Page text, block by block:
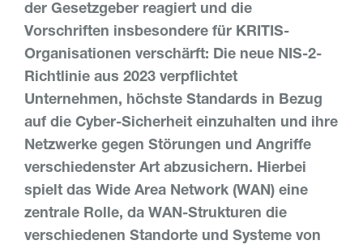
der Gesetzgeber reagiert und die
Vorschriften insbesondere für KRITIS-
Organisationen verschärft: Die neue NIS-2-
Richtlinie aus 2023 verpflichtet
Unternehmen, höchste Standards in Bezug
auf die Cyber-Sicherheit einzuhalten und ihre
Netzwerke gegen Störungen und Angriffe
verschiedenster Art abzusichern. Hierbei
spielt das Wide Area Network (WAN) eine
zentrale Rolle, da WAN-Strukturen die
verschiedenen Standorte und Systeme von